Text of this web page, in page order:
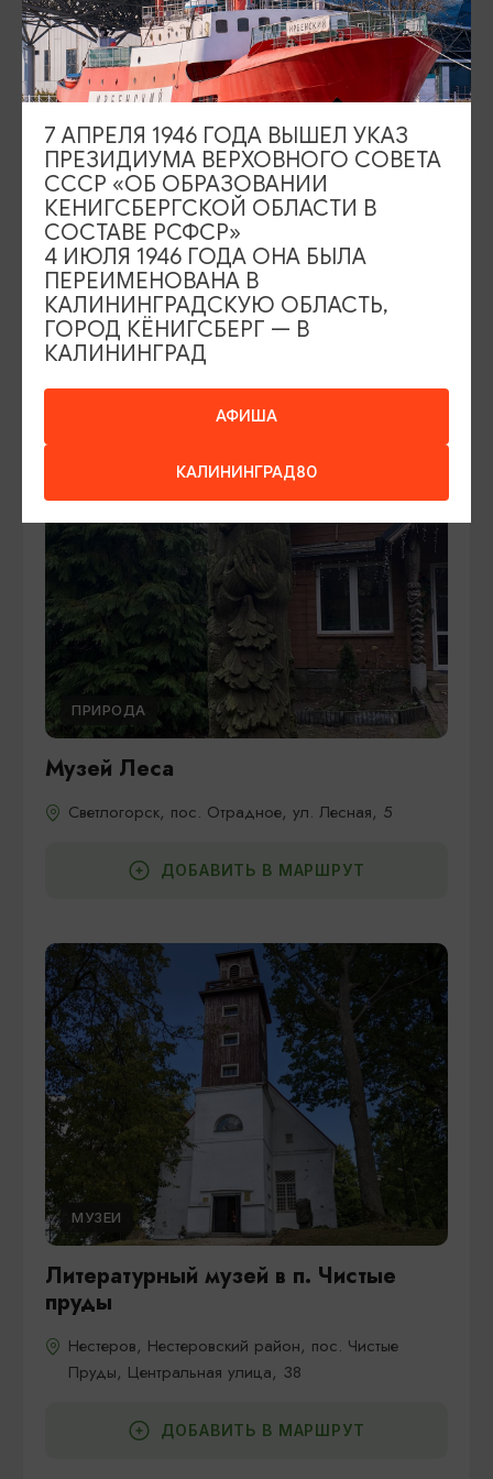
МУЗЕИ
Выставка-музей «Колесо истории»
Светлогорск, ул. Горького, 4а
ДОБАВИТЬ В МАРШРУТ
ПРИРОДА
Музей Леса
Светлогорск, пос. Отрадное, ул. Лесная, 5
ДОБАВИТЬ В МАРШРУТ
МУЗЕИ
Литературный музей в п. Чистые
пруды
Нестеров, Нестеровский район, пос. Чистые
Пруды, Центральная улица, 38
ДОБАВИТЬ В МАРШРУТ
АФИША
КАЛИНИНГРАД80
7 АПРЕЛЯ 1946 ГОДА ВЫШЕЛ УКАЗ
ПРЕЗИДИУМА ВЕРХОВНОГО СОВЕТА
СССР «ОБ ОБРАЗОВАНИИ
КЕНИГСБЕРГСКОЙ ОБЛАСТИ В
СОСТАВЕ РСФСР»
4 ИЮЛЯ 1946 ГОДА ОНА БЫЛА
ПЕРЕИМЕНОВАНА В
КАЛИНИНГРАДСКУЮ ОБЛАСТЬ,
ГОРОД КЁНИГСБЕРГ — В
КАЛИНИНГРАД